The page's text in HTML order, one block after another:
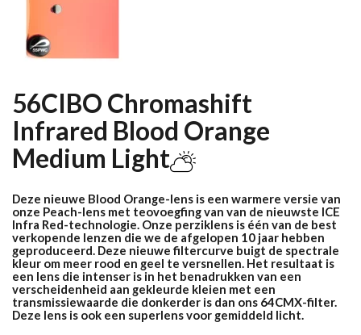
56CIBO Chromashift
Infrared Blood Orange
Medium Light
Deze nieuwe Blood Orange-lens is een warmere versie van
onze Peach-lens met teovoegfing van van de nieuwste ICE
Infra Red-technologie. Onze perziklens is één van de best
verkopende lenzen die we de afgelopen 10 jaar hebben
geproduceerd. Deze nieuwe filtercurve buigt de spectrale
kleur om meer rood en geel te versnellen. Het resultaat is
een lens die intenser is in het benadrukken van een
verscheidenheid aan gekleurde kleien met een
transmissiewaarde die donkerder is dan ons 64CMX-filter.
Deze lens is ook een superlens voor gemiddeld licht.